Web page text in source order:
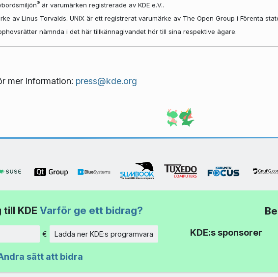
®är varumärken registrerade av KDE e.V..
av Linus Torvalds. UNIX är ett registrerat varumärke av The Open Group i Förenta
nämnda i det här tillkännagivandet hör till sina respektive ägare.
mer information: press@kde.org
KDE Varför ge ett bidrag?
Belopp
€ Ladda ner KDE:s programvara
sätt att bidra
KDE:s sponsorer